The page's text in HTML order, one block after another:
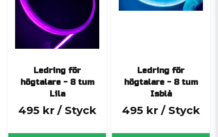
Ledring för
högtalare - 8 tum
Lila
495 kr / Styck
Ledring för
högtalare - 8 tum
Isblå
495 kr / Styck